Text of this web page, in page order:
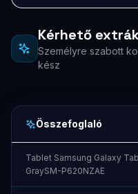
Kérhető
Személyre szabott
kész
Összefoglaló
Tablet Samsung Galaxy
GraySM-P620NZAE